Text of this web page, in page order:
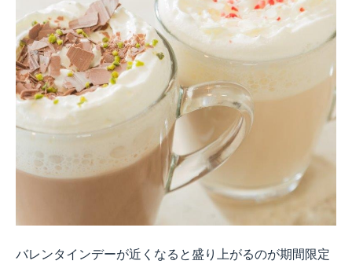
バレンタインデーが近くなると盛り上がるのが期間限定